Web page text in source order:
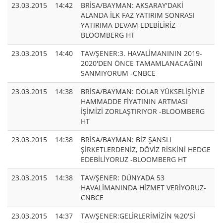
23.03.2015
14:42
BRİSA/BAYMAN: AKSARAY'DAKİ
ALANDA İLK FAZ YATIRIM SONRASI
YATIRIMA DEVAM EDEBİLİRİZ -
BLOOMBERG HT
23.03.2015
14:40
TAV/ŞENER:3. HAVALİMANININ 2019-
2020'DEN ÖNCE TAMAMLANACAĞINI
SANMIYORUM -CNBCE
23.03.2015
14:38
BRİSA/BAYMAN: DOLAR YÜKSELİŞİYLE
HAMMADDE FİYATININ ARTMASI
İŞİMİZİ ZORLAŞTIRIYOR -BLOOMBERG
HT
23.03.2015
14:38
BRİSA/BAYMAN: BİZ ŞANSLI
ŞİRKETLERDENİZ, DÖVİZ RİSKİNİ HEDGE
EDEBİLİYORUZ -BLOOMBERG HT
23.03.2015
14:38
TAV/ŞENER: DÜNYADA 53
HAVALİMANINDA HİZMET VERİYORUZ-
CNBCE
23.03.2015
14:37
TAV/ŞENER:GELİRLERİMİZİN %20'Sİ